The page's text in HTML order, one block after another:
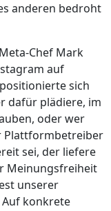
anderen bedroht
Chef Mark
auf
sich
dafür plädiere, im
oder wer
Plattformbetreiber
sei, der liefere
Meinungsfreiheit
unserer
konkrete